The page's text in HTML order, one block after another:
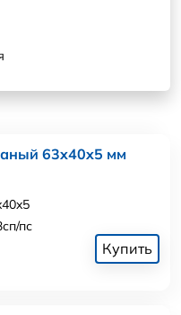
63x40x5 мм
пс
Купить